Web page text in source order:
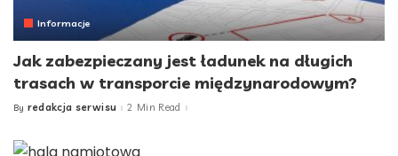
Informacje
Jak zabezpieczany jest ładunek na długich
trasach w transporcie międzynarodowym?
Posted
By redakcja serwisu 2 Min Read